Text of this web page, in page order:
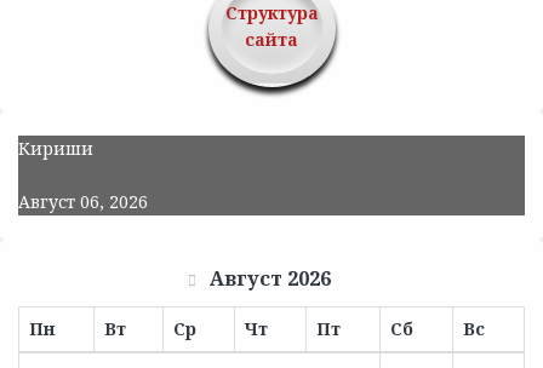
Структура
сайта
Кириши
Август 06, 2026
Август 2026
Пн Вт Ср Чт Пт Сб
Вс